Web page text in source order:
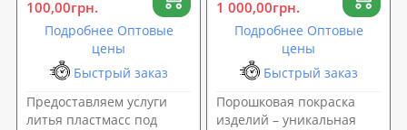
100,00грн.
Подробнее Оптовые
цены
Быстрый заказ
Предоставляем услуги
литья пластмасс под
1 000,00грн.
Подробнее Оптовые
цены
Быстрый заказ
Порошковая покраска
изделий – уникальная